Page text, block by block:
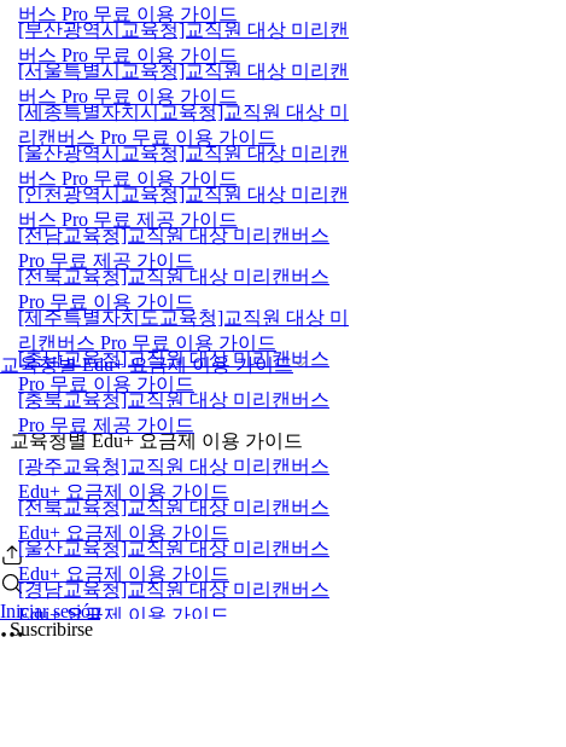
교육청별 Edu+ 요금제 이용 가이드
Iniciar sesión
버스 Pro 무료 이용 가이드
[부산광역시교육청]교직원 대상 미리캔
버스 Pro 무료 이용 가이드
[서울특별시교육청]교직원 대상 미리캔
버스 Pro 무료 이용 가이드
[세종특별자치시교육청]교직원 대상 미
리캔버스 Pro 무료 이용 가이드
[울산광역시교육청]교직원 대상 미리캔
버스 Pro 무료 이용 가이드
[인천광역시교육청]교직원 대상 미리캔
버스 Pro 무료 제공 가이드
[전남교육청]교직원 대상 미리캔버스
Pro 무료 제공 가이드
[전북교육청]교직원 대상 미리캔버스
Pro 무료 이용 가이드
[제주특별자치도교육청]교직원 대상 미
리캔버스 Pro 무료 이용 가이드
[충남교육청]교직원 대상 미리캔버스
Pro 무료 이용 가이드
[충북교육청]교직원 대상 미리캔버스
Pro 무료 제공 가이드
교육청별 Edu+ 요금제 이용 가이드
[광주교육청]교직원 대상 미리캔버스
Edu+ 요금제 이용 가이드
[전북교육청]교직원 대상 미리캔버스
Edu+ 요금제 이용 가이드
[울산교육청]교직원 대상 미리캔버스
Edu+ 요금제 이용 가이드
[경남교육청]교직원 대상 미리캔버스
Edu+ 요금제 이용 가이드
Suscribirse